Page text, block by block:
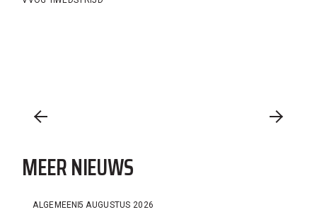
MEER NIEUWS
ALGEMEEN5 AUGUSTUS 2026